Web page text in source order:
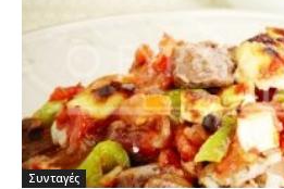
Συνταγές